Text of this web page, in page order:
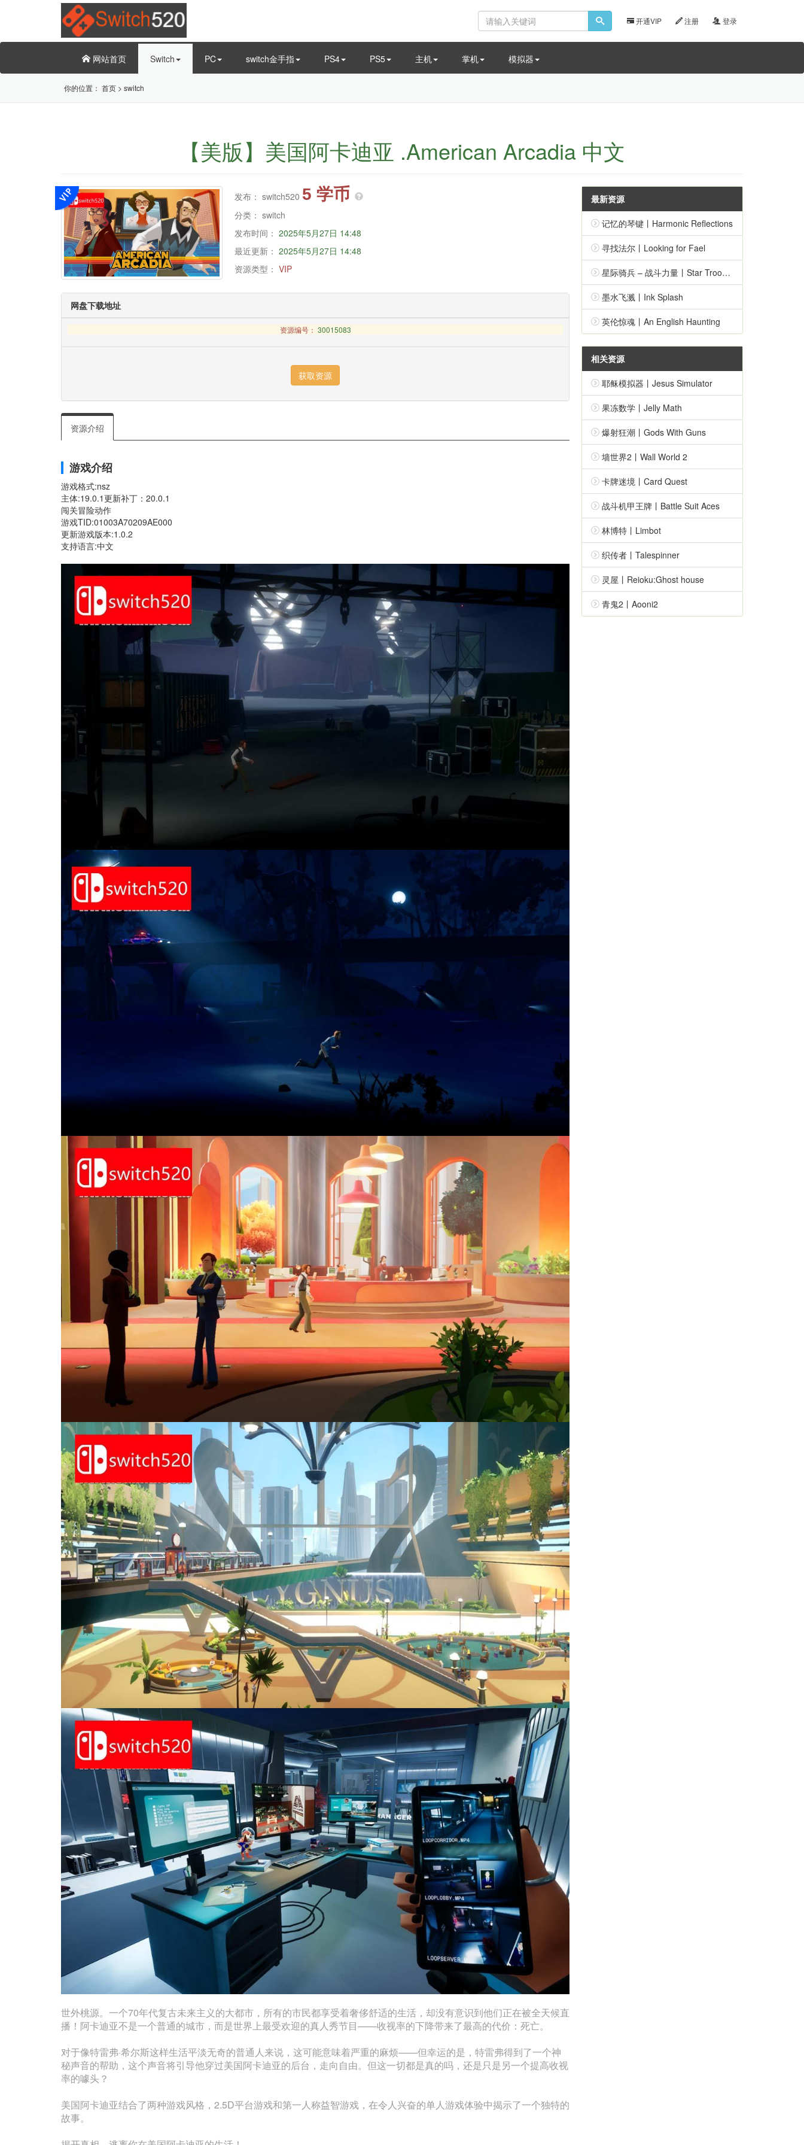
开通VIP 注册 登录
网站首页 Switch PC switch金手指 PS4 PS5 主机 掌机 模拟器
你的位置： 首页 > switch
【美版】美国阿卡迪亚 .American Arcadia 中文
发布： switch520 5 学币
分类： switch
发布时间： 2025年5月27日 14:48
最近更新： 2025年5月27日 14:48
资源类型： VIP
网盘下载地址
资源编号： 30015083
资源介绍
游戏介绍
游戏格式:nsz
主体:19.0.1更新补丁：20.0.1
闯关冒险动作
游戏TID:01003A70209AE000
更新游戏版本:1.0.2
支持语言:中文
世外桃源。一个70年代复古未来主义的大都市，所有的市民都享受着奢侈舒适的生活，却没有意识到他们正在被全天候直
播！阿卡迪亚不是一个普通的城市，而是世界上最受欢迎的真人秀节目——收视率的下降带来了最高的代价：死亡。
对于像特雷弗·希尔斯这样生活平淡无奇的普通人来说，这可能意味着严重的麻烦——但幸运的是，特雷弗得到了一个神
秘声音的帮助，这个声音将引导他穿过美国阿卡迪亚的后台，走向自由。但这一切都是真的吗，还是只是另一个提高收视
率的噱头？
美国阿卡迪亚结合了两种游戏风格，2.5D平台游戏和第一人称益智游戏，在令人兴奋的单人游戏体验中揭示了一个独特的
故事。
最新资源
记忆的琴键丨Harmonic Reflections
寻找法尔丨Looking for Fael
星际骑兵 – 战斗力量丨Star Troopers – Combat Force
墨水飞溅丨Ink Splash
英伦惊魂丨An English Haunting
相关资源
耶稣模拟器丨Jesus Simulator
果冻数学丨Jelly Math
爆射狂潮丨Gods With Guns
墙世界2丨Wall World 2
卡牌迷境丨Card Quest
战斗机甲王牌丨Battle Suit Aces
林博特丨Limbot
织传者丨Talespinner
灵屋丨Reioku:Ghost house
青鬼2丨Aooni2